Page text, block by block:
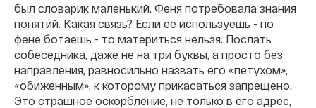
был словарик маленький. Феня потребовала знания
понятий. Какая связь? Если ее используешь - по
фене ботаешь - то материться нельзя. Послать
собеседника, даже не на три буквы, а просто без
направления, равносильно назвать его «петухом»,
«обиженным», к которому прикасаться запрещено.
Это страшное оскорбление, не только в его адрес,